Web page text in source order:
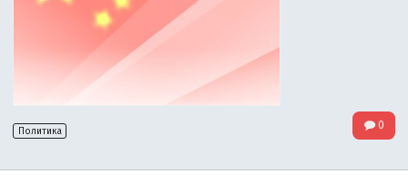
Политика 0